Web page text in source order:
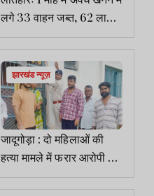
लगे 33 वाहन जब्त, 62 लाख
जुर्माना की वसूली
झारखंड न्यूज़
जादूगोड़ा : दो महिलाओं की
हत्या मामले में फरार आरोपी के
घर थाना प्रभारी ने चिपकाया